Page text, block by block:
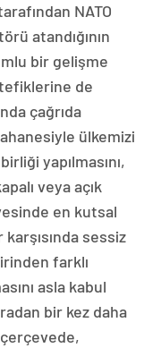
NATO
atandığının
bir gelişme
de
çağrıda
ülkemizi
yapılmasını,
veya açık
en kutsal
karşısında sessiz
farklı
asla kabul
bir kez daha